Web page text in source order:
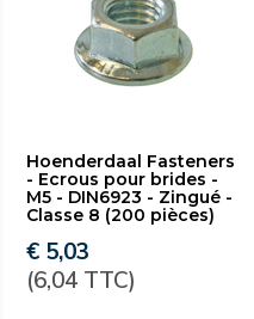
Hoenderdaal Fasteners
- Ecrous pour brides -
M5 - DIN6923 - Zingué -
Classe 8 (200 pièces)
€ 5,03
(6,04 TTC)